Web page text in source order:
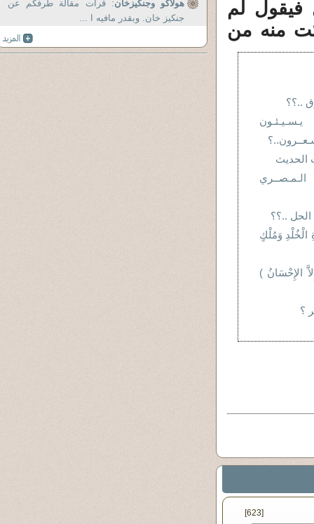
فيقول لم
منه من
..؟؟
الحديث
الحل ..؟؟
وَمُلْكٍ
الإِحْسَانُ )
؟
[623]
هولاكو وجنكيزخان: قرات مقالة طرفكم عن
جنكيز خان. وبقدر مافيه ا ...